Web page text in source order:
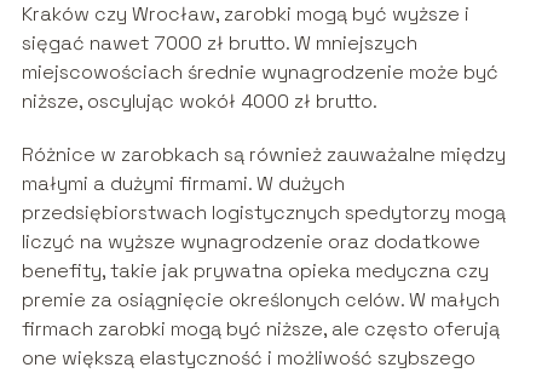
Kraków czy Wrocław, zarobki mogą być wyższe i
sięgać nawet 7000 zł brutto. W mniejszych
miejscowościach średnie wynagrodzenie może być
niższe, oscylując wokół 4000 zł brutto.
Różnice w zarobkach są również zauważalne między
małymi a dużymi firmami. W dużych
przedsiębiorstwach logistycznych spedytorzy mogą
liczyć na wyższe wynagrodzenie oraz dodatkowe
benefity, takie jak prywatna opieka medyczna czy
premie za osiągnięcie określonych celów. W małych
firmach zarobki mogą być niższe, ale często oferują
one większą elastyczność i możliwość szybszego